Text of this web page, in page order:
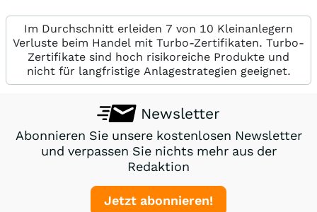
Im Durchschnitt erleiden 7 von 10 Kleinanlegern
Verluste beim Handel mit Turbo-Zertifikaten. Turbo-
Zertifikate sind hoch risikoreiche Produkte und
nicht für langfristige Anlagestrategien geeignet.
Newsletter
Abonnieren Sie unsere kostenlosen Newsletter
und verpassen Sie nichts mehr aus der
Redaktion
Jetzt abonnieren!